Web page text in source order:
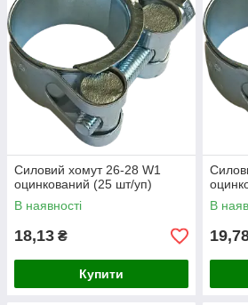
Силовий хомут 26-28 W1
оцинкований (25 шт/уп)
В наявності
18,13 ₴
Купити
В